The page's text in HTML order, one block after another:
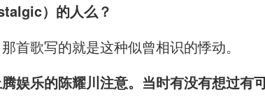
）的人么？
首歌写的就是这种似曾相识的悸动。
娱乐的陈耀川注意。当时有没有想过有